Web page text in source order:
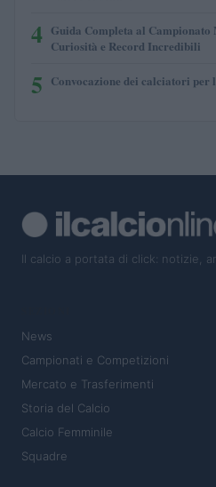
4 Guida Completa al
Curiosità e Record Incredibili
5 Convocazione dei calciatori per
Il calcio a portata di click: notizie,
News
Campionati e Competizioni
Mercato e Trasferimenti
Storia del Calcio
Calcio Femminile
Squadre